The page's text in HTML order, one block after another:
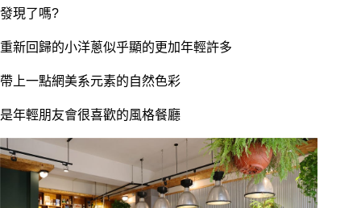
發現了嗎?
重新回歸的小洋蔥似乎顯的更加年輕許多
帶上一點網美系元素的自然色彩
是年輕朋友會很喜歡的風格餐廳